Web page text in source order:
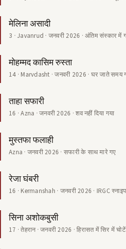
मेलिना असादी
3 · Javanrud · जनवरी 2026 · अंतिम संस्कार में
मोहम्मद कासिम रुस्ता
14 · Marvdasht · जनवरी 2026 · घर जाते समय
ताहा सफारी
16 · Azna · जनवरी 2026 · शव नहीं दिया गया
मुस्तफा फलाही
Azna · जनवरी 2026 · सफारी के साथ मारे गए
रेजा घंबरी
16 · Kermanshah · जनवरी 2026 · IRGC
सिना अशोकबुसी
17 · तेहरान · जनवरी 2026 · हिरासत में सिर में चोटें